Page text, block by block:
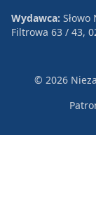
Wydawca: Słowo
Filtrowa 63 / 43,
© 2026